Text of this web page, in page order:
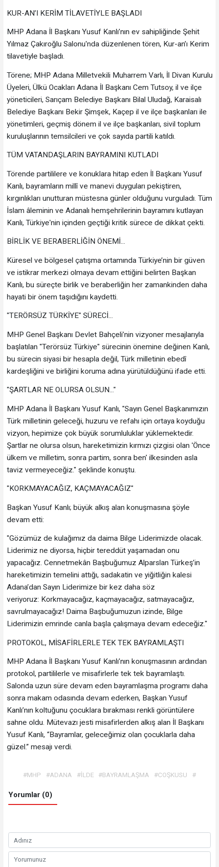
KUR-AN’I KERİM TİLAVETİYLE BAŞLADI
​MHP Adana İl Başkanı Yusuf Kanlı’nın ev sahipliğinde Şehit
Yılmaz Çakıroğlu Salonu'nda düzenlenen tören, Kur-an’ı Kerim
tilavetiyle başladı.
​Törene; MHP Adana Milletvekili Muharrem Varlı, İl Divan Kurulu
Üyeleri, Ülkü Ocakları Adana İl Başkanı Cem Tutsoy, il ve ilçe
yöneticileri, Sarıçam Belediye Başkanı Bilal Uludağ, Karaisalı
Belediye Başkanı Bekir Şimşek, Kaçep il ve ilçe başkanları ile
yönetimleri, geçmiş dönem il ve ilçe başkanları, sivil toplum
kuruluşlarının temsilcileri ve çok sayıda partili katıldı.
TÜM VATANDAŞLARIN BAYRAMINI KUTLADI
​Törende partililere ve konuklara hitap eden İl Başkanı Yusuf
Kanlı, bayramların millî ve manevi duyguları pekiştiren,
kırgınlıkları unutturan müstesna günler olduğunu vurguladı. Tüm
İslam âleminin ve Adanalı hemşehrilerinin bayramını kutlayan
Kanlı, Türkiye'nin içinden geçtiği kritik sürece de dikkat çekti.
BİRLİK VE BERABERLİĞİN ÖNEMİ...
​Küresel ve bölgesel çatışma ortamında Türkiye’nin bir güven
ve istikrar merkezi olmaya devam ettiğini belirten Başkan
Kanlı, bu süreçte birlik ve beraberliğin her zamankinden daha
hayati bir önem taşıdığını kaydetti.
​"TERÖRSÜZ TÜRKİYE" SÜRECİ...
​MHP Genel Başkanı Devlet Bahçeli’nin vizyoner mesajlarıyla
başlatılan "Terörsüz Türkiye" sürecinin önemine değinen Kanlı,
bu sürecin siyasi bir hesapla değil, Türk milletinin ebedî
kardeşliğini ve birliğini koruma adına yürütüldüğünü ifade etti.
​"ŞARTLAR NE OLURSA OLSUN..."
​MHP Adana İl Başkanı Yusuf Kanlı, ​"Sayın Genel Başkanımızın
Türk milletinin geleceği, huzuru ve refahı için ortaya koyduğu
vizyon, hepimize çok büyük sorumluluklar yüklemektedir.
Şartlar ne olursa olsun, hareketimizin kırmızı çizgisi olan 'Önce
ülkem ve milletim, sonra partim, sonra ben' ilkesinden asla
taviz vermeyeceğiz." şeklinde konuştu.
"KORKMAYACAĞIZ, KAÇMAYACAĞIZ"
Başkan Yusuf Kanlı; büyük alkış alan konuşmasına şöyle
devam etti:
"Gözümüz de kulağımız da daima Bilge Liderimizde olacak.
Liderimiz ne diyorsa, hiçbir tereddüt yaşamadan onu
yapacağız. Cennetmekân Başbuğumuz Alparslan Türkeş’in
hareketimizin temelini attığı, sadakatin ve yiğitliğin kalesi
Adana’dan Sayın Liderimize bir kez daha söz
veriyoruz: Korkmayacağız, kaçmayacağız, satmayacağız,
savrulmayacağız! Daima Başbuğumuzun izinde, Bilge
Liderimizin emrinde canla başla çalışmaya devam edeceğiz."
PROTOKOL, MİSAFİRLERLE TEK TEK BAYRAMLAŞTI
MHP Adana İl Başkanı Yusuf Kanlı’nın konuşmasının ardından
protokol, partililerle ve misafirlerle tek tek bayramlaştı.
Salonda uzun süre devam eden bayramlaşma programı daha
sonra makam odasında devam ederken, Başkan Yusuf
Kanlı’nın koltuğunu çocuklara bırakması renkli görüntülere
sahne oldu. Mütevazı jesti misafirlerden alkış alan İl Başkanı
Yusuf Kanlı, “Bayramlar, geleceğimiz olan çocuklarla daha
güzel.” mesajı verdi.
#MHP #ADANA #İLDE #BAYRAMLAŞMA #COŞKUSU #
Yorumlar (0)